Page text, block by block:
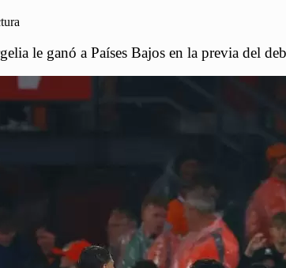
le ganó a Países Bajos en la previa del